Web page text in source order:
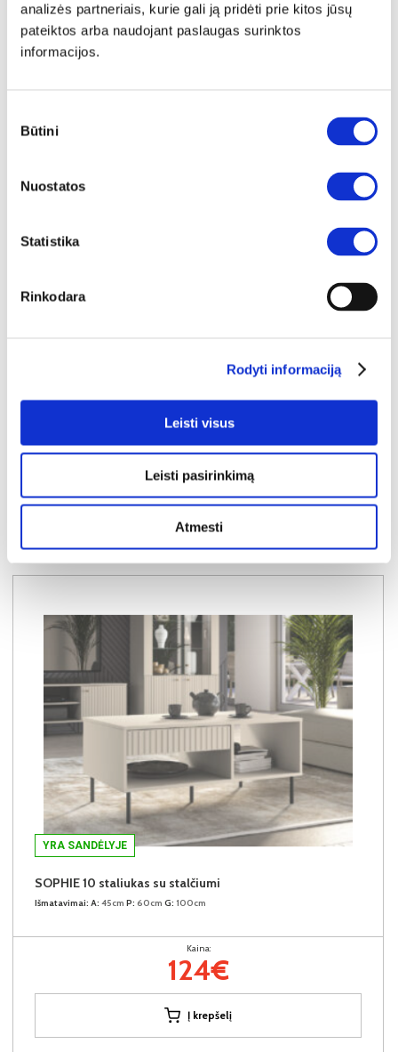
analizės partneriais, kurie gali ją pridėti prie kitos jūsų
pateiktos arba naudojant paslaugas surinktos
informacijos.
pasirinkimas
Būtini
Nuostatos
Statistika
Rinkodara
Rodyti informaciją
Leisti visus
Leisti pasirinkimą
Atmesti
Į krepšelį
Kaina:
49€
YRA SANDĖLYJE
SOPHIE 10 staliukas su stalčiumi
Išmatavimai: A: 45cm P: 60cm G: 100cm
Kaina:
124€
Į krepšelį